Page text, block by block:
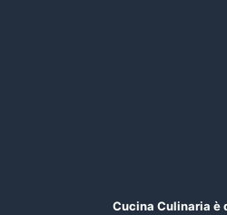
Cucina Culinaria è